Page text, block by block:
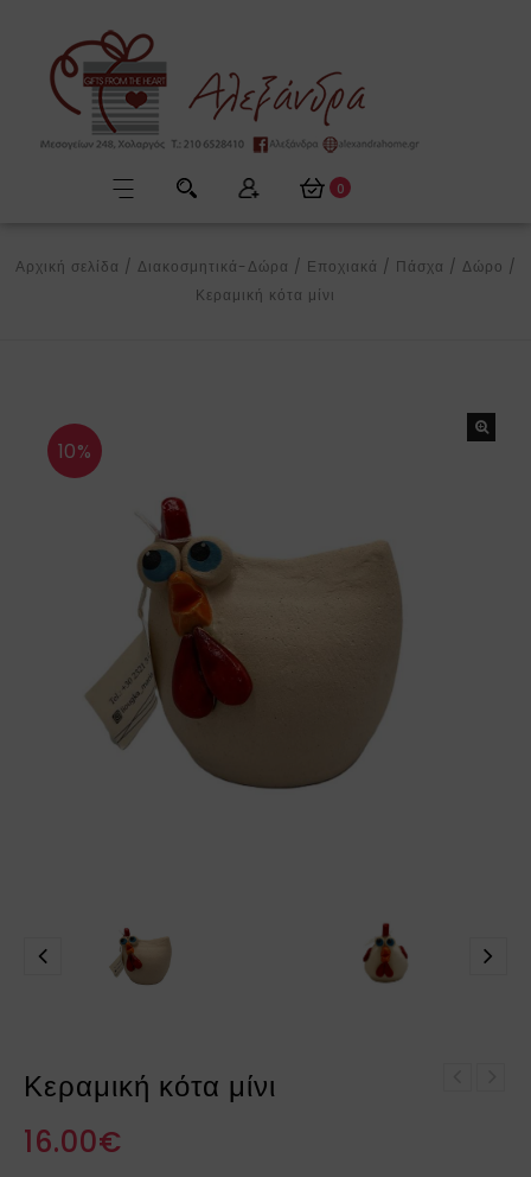
0
Αρχική σελίδα / Διακοσμητικά-Δώρα / Εποχιακά / Πάσχα / Δώρο /
Κεραμική κότα μίνι
10%
Κεραμική κότα μίνι
16.00€